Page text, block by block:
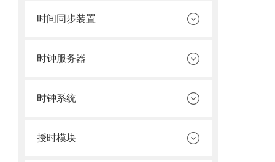
时间同步装置
时钟服务器
时钟系统
授时模块